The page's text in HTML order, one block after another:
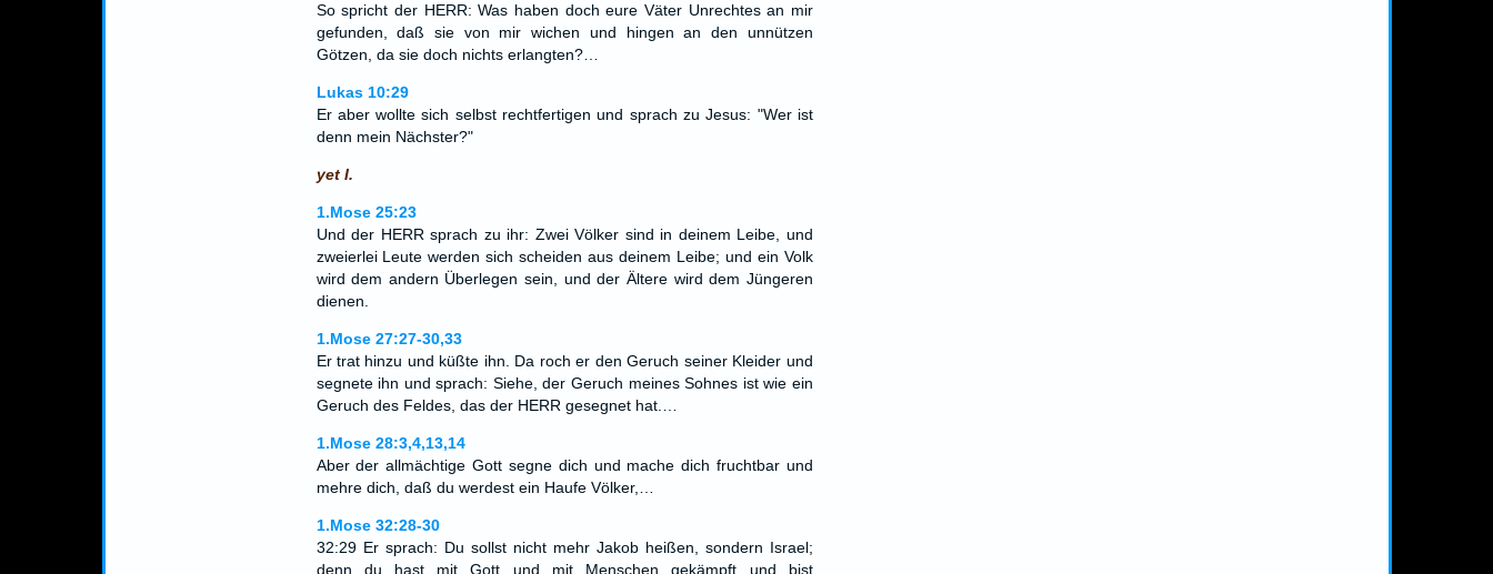
So spricht der HERR: Was haben doch eure Väter Unrechtes an mir
gefunden, daß sie von mir wichen und hingen an den unnützen
Götzen, da sie doch nichts erlangten?…
Lukas 10:29
Er aber wollte sich selbst rechtfertigen und sprach zu Jesus: "Wer ist
denn mein Nächster?"
yet I.
1.Mose 25:23
Und der HERR sprach zu ihr: Zwei Völker sind in deinem Leibe, und
zweierlei Leute werden sich scheiden aus deinem Leibe; und ein Volk
wird dem andern Überlegen sein, und der Ältere wird dem Jüngeren
dienen.
1.Mose 27:27-30,33
Er trat hinzu und küßte ihn. Da roch er den Geruch seiner Kleider und
segnete ihn und sprach: Siehe, der Geruch meines Sohnes ist wie ein
Geruch des Feldes, das der HERR gesegnet hat.…
1.Mose 28:3,4,13,14
Aber der allmächtige Gott segne dich und mache dich fruchtbar und
mehre dich, daß du werdest ein Haufe Völker,…
1.Mose 32:28-30
32:29 Er sprach: Du sollst nicht mehr Jakob heißen, sondern Israel;
denn du hast mit Gott und mit Menschen gekämpft und bist